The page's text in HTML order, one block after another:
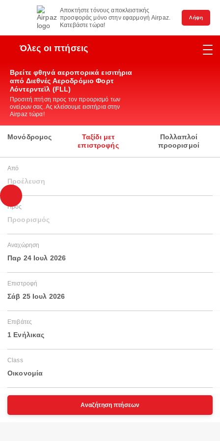
Αποκτήστε τόνους αποκλειστικής
προσφοράς μόνο στην εφαρμογή Airpaz.
Κατεβάστε τώρα!
Λήψη
Όλες οι πτήσεις
Βρείτε φθηνά αεροπορικά εισιτήρια
από Διεθνές Αεροδρόμιο Φορτ
Λόντερντεϊλ (FLL)
Προσιτή πτήση προς τον προορισμό των
ονείρων σας. Ας κλείσουμε εισιτήρια στην
Airpaz τώρα!
Μονόδρομος
Ταξίδι μετ
επιστροφής
Πολλαπλοί
προορισμοί
Από
Προέλευση
Προς
Προορισμός
Αναχώρηση
Παρ 24 Ιουλ 2026
Επιστροφή
Σάβ 25 Ιουλ 2026
Επιβάτες
1 Ενήλικας
Class
Οικονομία
Αναζήτηση πτήσεων